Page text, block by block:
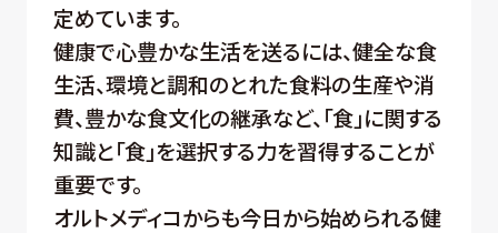
定めています。
健康で心豊かな生活を送るには、健全な食
生活、環境と調和のとれた食料の生産や消
費、豊かな食文化の継承など、「食」に関する
知識と「食」を選択する力を習得することが
重要です。
オルトメディコからも今日から始められる健